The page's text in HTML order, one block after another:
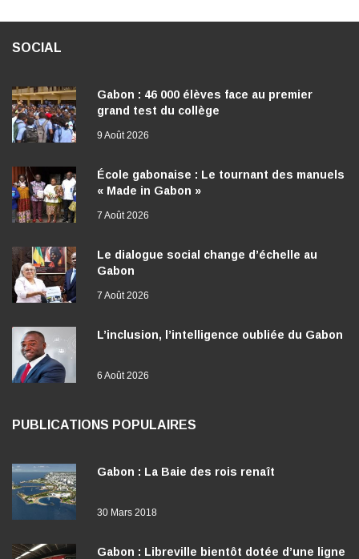
SOCIAL
Gabon : 46 000 élèves face au premier
grand test du collège
9 Août 2026
École gabonaise : Le tournant des manuels
« Made in Gabon »
7 Août 2026
Le dialogue social change d’échelle au
Gabon
7 Août 2026
L’inclusion, l’intelligence oubliée du Gabon
6 Août 2026
PUBLICATIONS POPULAIRES
Gabon : La Baie des rois renaît
30 Mars 2018
Gabon : Libreville bientôt dotée d’une ligne